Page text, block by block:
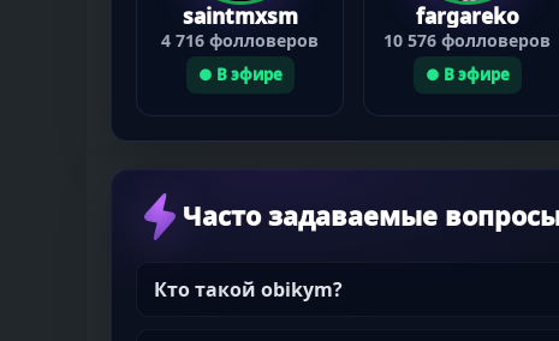
saintmxsm
4 716 фолловеров
● В эфире
fargareko
10 576 фолловеров
● В эфире
Часто задаваемые
Кто такой obikym?